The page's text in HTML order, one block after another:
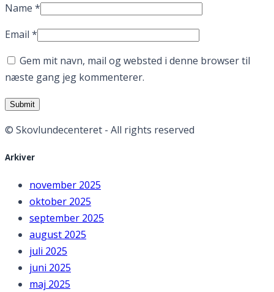
Name *
Email *
Gem mit navn, mail og websted i denne browser til
næste gang jeg kommenterer.
© Skovlundecenteret - All rights reserved
Arkiver
november 2025
oktober 2025
september 2025
august 2025
juli 2025
juni 2025
maj 2025